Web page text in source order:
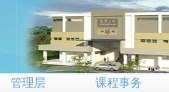
管理层 课程事务